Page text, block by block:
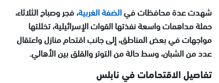
شهدت عدة محافظات فيالضفة الغربية، فجر وصباح الثلاثاء،
حملة مداهمات واسعة نفذتها القوات الإسرائيلية، تخللتها
مواجهات في بعض المناطق، إلى جانب اقتحام منازل واعتقال
عدد من الشبان، وسط حالة من التوتر والقلق بين الأهالي.
تفاصيل الاقتحامات في نابلس